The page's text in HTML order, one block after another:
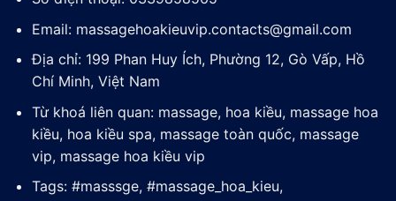
Email: massagehoakieuvip.contacts@gmail.com
Địa chỉ: 199 Phan Huy Ích, Phường 12, Gò Vấp, Hồ
Chí Minh, Việt Nam
Từ khoá liên quan: massage, hoa kiều, massage hoa
kiều, hoa kiều spa, massage toàn quốc, massage
vip, massage hoa kiều vip
Tags: #masssge, #massage_hoa_kieu,